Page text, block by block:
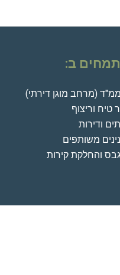
ב:
(מרחב מוגן דירתי)
טיח וריצוף
ודירות
משותפים
והחלקת קירות